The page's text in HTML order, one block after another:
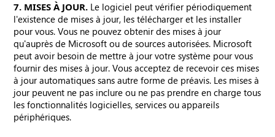
7. MISES À JOUR. Le logiciel peut vérifier périodiquement
l'existence de mises à jour, les télécharger et les installer
pour vous. Vous ne pouvez obtenir des mises à jour
qu'auprès de Microsoft ou de sources autorisées. Microsoft
peut avoir besoin de mettre à jour votre système pour vous
fournir des mises à jour. Vous acceptez de recevoir ces mises
à jour automatiques sans autre forme de préavis. Les mises à
jour peuvent ne pas inclure ou ne pas prendre en charge tous
les fonctionnalités logicielles, services ou appareils
périphériques.